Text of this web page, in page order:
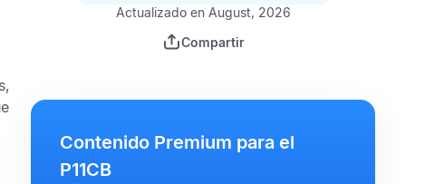
Actualizado en August, 2026
Compartir
Contenido Premium para el
P11CB